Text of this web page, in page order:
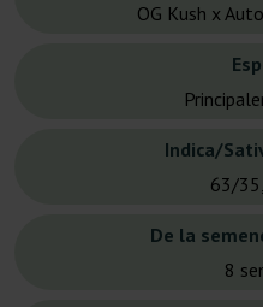
OG Kush x
Indica/
63/
De la
8